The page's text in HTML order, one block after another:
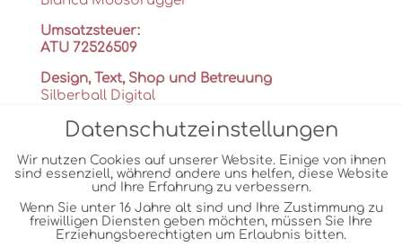
Umsatzsteuer:
ATU 72526509
Design, Text, Shop und Betreuung
Silberball Digital
Kontakt & Anfrage
Impressum
Datenschutzeinstellungen
Wir nutzen Cookies auf unserer Website. Einige von ihnen
sind essenziell, während andere uns helfen, diese Website
und Ihre Erfahrung zu verbessern.
Wenn Sie unter 16 Jahre alt sind und Ihre Zustimmung zu
freiwilligen Diensten geben möchten, müssen Sie Ihre
Erziehungsberechtigten um Erlaubnis bitten.